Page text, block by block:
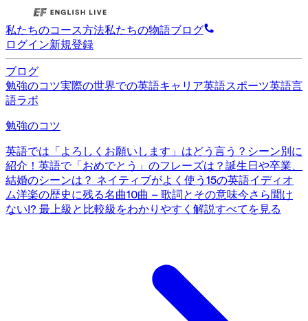
私たちのコース方法私たちの物語ブログ
ログイン新規登録
ブログ
勉強のコツ実際の世界での英語キャリア英語スポーツ英語言
語ラボ
勉強のコツ
英語では「よろしくお願いします」はどう言う？シーン別に
紹介！ 英語で「おめでとう」のフレーズは？誕生日や卒業、
結婚のシーンは？ ネイティブがよく使う15の英語イディオ
ム洋楽の歴史に残る名曲10曲 – 歌詞とその意味今さら聞け
ない!? 最上級と比較級をわかりやすく解説すべてを見る